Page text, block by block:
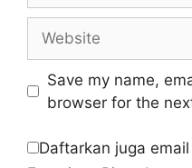
Save my name,
browser for the
Daftarkan juga